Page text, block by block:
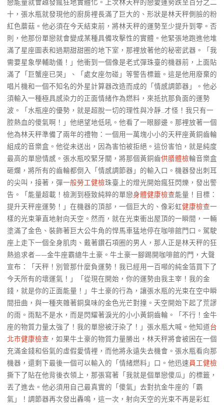
戀能量就會越發瘋狂地實體化。上次林天秤的戀愛運勢跌至百分之二
十，張水瓶就發現他的廚房裡長滿了巨大的、形狀是林天秤側臉的粉
紅色蘑菇。他必須在今天結束前，將林天秤的運勢至少提升到零。否
則，他那份單戀就會變成某種具備攻擊性的實體。他緊張地跑進他堆
滿了星座圖表和過期甜甜圈的地下室，那裡放著他的秘密武器。「我
需要星象學輔助儀！」他衝到一個像是老式彈珠臺的機器前，上面貼
滿了「巨蟹座已哭」、「處女座勿碰」等警告標籤。這是他用廢棄的
唱片機和一個不知名的外星計算器改造而成的「情感調節器」。他必
須輸入一種極具感染力的正面情緒作為燃料，來抵抗那負面的運勢
波。「水瓶座的優勢，就是超脫一切的理性與冷靜…才怪！我只有一
腔熱血的傻氣啊！」他絕望地低吼。他看了一眼腳邊。那裡放著一個
他為林天秤準備了兩年的禮物：一個用一萬塊小小的天秤座黃銅齒輪
組成的音樂盒。他從未送出，因為害怕被拒絕。這份害怕，就是純度
最高的單戀情感。張水瓶咬緊牙關，將那個黃銅齒供膳體檢輪音樂盒
砸爛，將所有的齒輪都倒入「情感調節器」的輸入口。機器發出刺耳
的尖叫，接著，彈一般勞工健檢珠臺上的燈光開始瘋狂閃爍，發出警
告。「能量超載！檢測到極致純粹的單戀身體健康檢查能量！目標：
提升天秤座運勢！」在機器的頂部，一個巨大的、像彩虹健康檢查一
樣的光束筆直地射向天空。然而，就在光束衝出屋頂的一瞬間，一輛
塗滿了金色、裝飾著巨大公牛角的悍馬車猛地停在咖啡館門口。駕駛
座上走下一個全身肌肉、戴著鑽石項圈的男人，那人正是林天秤的狂
熱追求者——金牛座霸總牛土豪。牛土豪一腳踢開咖啡館的門，大聲
宣布：「天秤！別管那什麼負運勢！我已經用一百噸的純金箔買下了
今天所有的壞運氣！」「從現在開始，你的運勢由我主宰！我的金
錢，就是你的正面能量！」牛土豪的行為，讓張水瓶的光束在空中瞬
間扭曲，與一種夾雜著銅臭味的金色光芒對撞。天空開始下起了荒謬
的雨。雨點不是水，而是閃耀著淚光的小小黃銅齒輪。「不行！金牛
座的物質力量太強了！我的單戀被汙染了！」張水瓶大喊。他知道台
北巿健康檢查 ，如果牛土豪的物質力量勝出，林天秤將會被困在一個
充滿金錢和俗氣的虛假愛情裡，而他將永遠失去機會。張水瓶看向那
機器，還剩下最後一個可以輸入的「情緒燃料」口。他迅速員工健檢
撕下了貼在他背後衣領上，那張寫著「我就是個單戀傻瓜」的標籤，
丟了進去。他必須用自己最真實的「傻氣」去對抗金牛座的「霸
氣」！調節器再次發出轟鳴，這一次，射向天空的光束不再是彩虹